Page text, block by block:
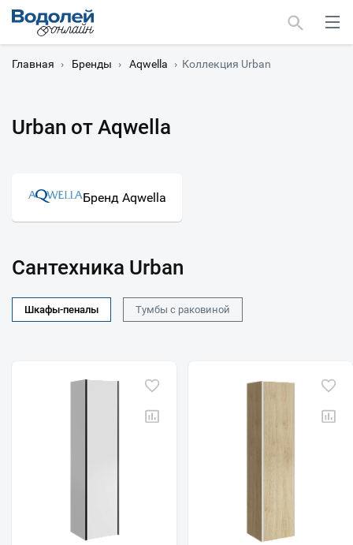
Главная › Бренды › Aqwella › Коллекция Urban
Urban от Aqwella
Бренд Aqwella
Сантехника Urban
Шкафы-пеналы Тумбы с раковиной